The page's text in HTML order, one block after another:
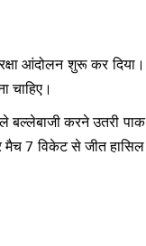
आंदोलन शुरू कर दिया।
चाहिए।
बल्लेबाजी करने उतरी पाक
मैच 7 विकेट से जीत हासिल